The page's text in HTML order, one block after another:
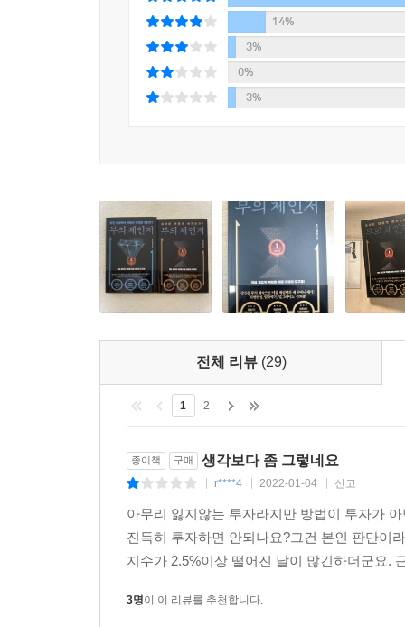
이번 책 『부의 체인저』는 코로나를 거치며 급
투자할 것인가라는 화두를 던진다.
그의 법칙은 이전 법칙보다 강력해져 돌아왔으
오르면 어쩌나’ 하는 투자자들의 포모를 해결하
2권으로 구성된 이 책에서 1권에서는 ‘세상은
세상은 어떻게 바뀌어 갈 것인지를 다룬다. 다
연구하였다. 이전 트럼프 정부 시기에는 관세
금융전쟁, 반도체전쟁, 디지털화폐전쟁으로 전
세상의 수레바퀴는 어떤 식으로 굴러갈지 통찰의
부의 금맥을 캐게 하고 위기에서 당신을 구하는
2권 ‘바뀐 세상에서 어떻게 투자할 것인가?’는
‘업그레이드 -3%룰’이다.
*리밸런싱은 평상시에 주가가 떨어질 때 대응법
*말뚝박기는 나스닥에 -3%가 뜨는 위기 상황
*또한 기존 -3%룰도 수정하여 업그레이드하였
14%
3%
0%
3%
전체 리뷰 (29)
1 2
종이책 구매 생각보다 좀 그렇네요
r****4 2022-01-04 신고
아무리 잃지않는 투자라지만 방법이 투자가
진득히 투자하면 안되나요?그건 본인 판단이
지수가 2.5%이상 떨어진 날이 많긴하더군요.
3명이 이 리뷰를 추천합니다.